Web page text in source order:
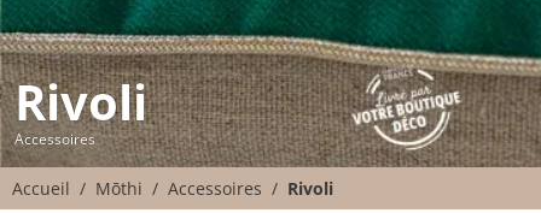
Rivoli
Accessoires
Accueil Mōthi Accessoires Rivoli